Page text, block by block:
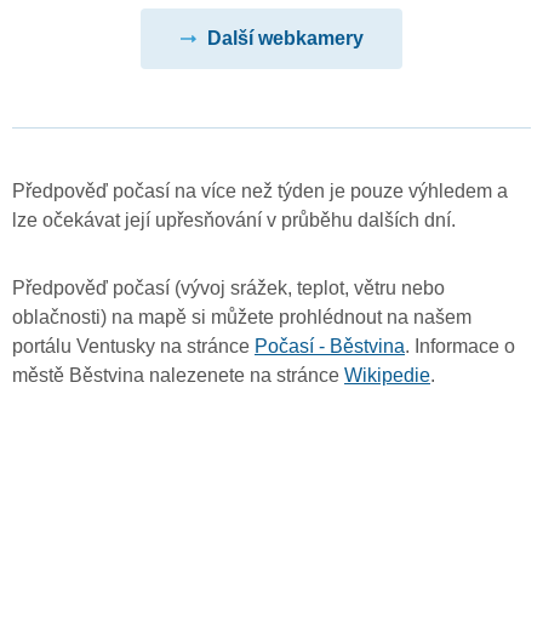
Další webkamery
Předpověď počasí na více než týden je pouze výhledem a
lze očekávat její upřesňování v průběhu dalších dní.
Předpověď počasí (vývoj srážek, teplot, větru nebo
oblačnosti) na mapě si můžete prohlédnout na našem
portálu Ventusky na stránce Počasí - Běstvina. Informace o
městě Běstvina nalezenete na stránce Wikipedie.